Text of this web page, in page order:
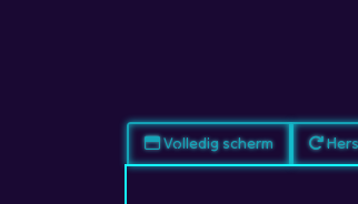
Volledig scherm